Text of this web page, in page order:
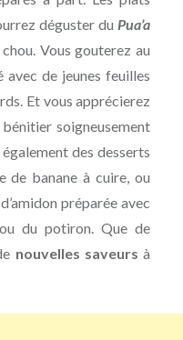
déguster duPua’a
Vous gouterez au
de jeunes feuilles
Et vous apprécierez
soigneusement
des desserts
de banane à cuire, ou
préparée avec
du potiron. Que de
nouvelles saveurs à